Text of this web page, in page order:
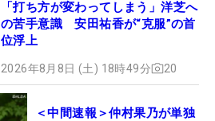
「打ち方が変わってしまう」洋芝へ
の苦手意識 安田祐香が“克服”の首
位浮上
2026年8月8日 (土) 18時49分 20
＜中間速報＞仲村果乃が単独